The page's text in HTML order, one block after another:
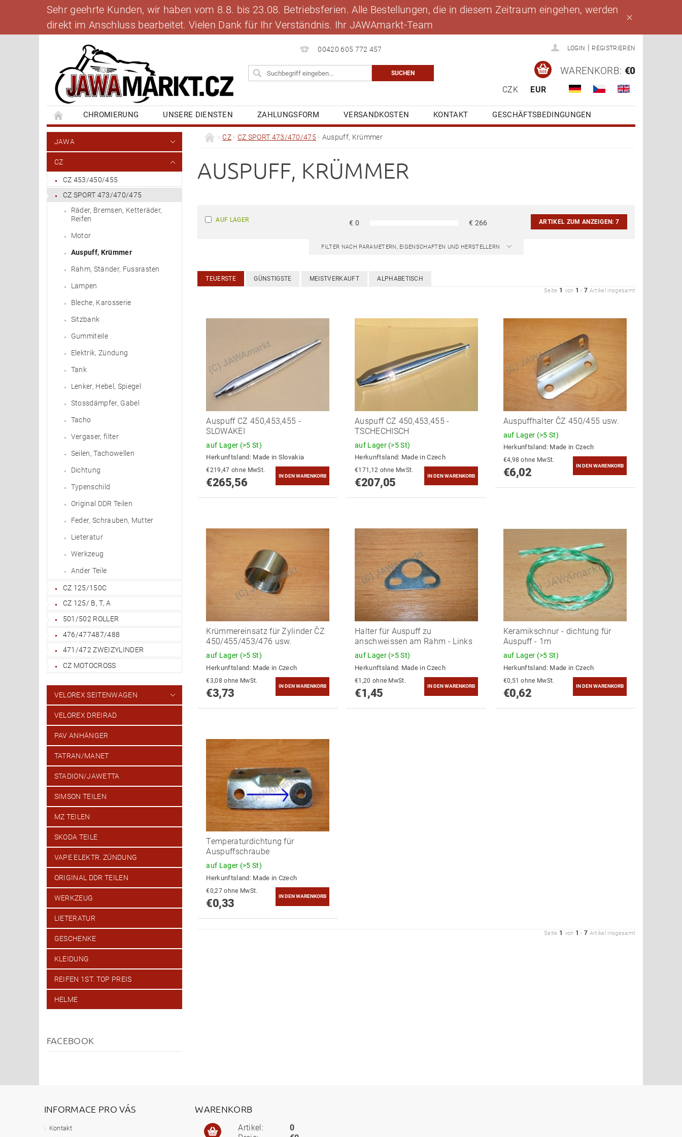
Sehr geehrte Kunden, wir haben vom 8.8. bis 23.08. Betriebsferien. Alle Bestellungen, die in diesem Zeitraum eingehen, werden
direkt im Anschluss bearbeitet. Vielen Dank für Ihr Verständnis. Ihr JAWAmarkt-Team
00420 605 772 457 LOGIN REGISTRIEREN
CZK EUR
WARENKORB: €0
CHROMIERUNG UNSERE DIENSTEN ZAHLUNGSFORM VERSANDKOSTEN KONTAKT
GESCHÄFTSBEDINGUNGEN
BANKVERBINDUNG
SCHREIBEN SIE UNS BLOG MEINE BESTELLUNG
JAWA
CZ
CZ 453/450/455
CZ SPORT 473/470/475
Räder, Bremsen, Ketteräder,
Reifen
Motor
Auspuff, Krümmer
Rahm, Ständer, Fussrasten
Lampen
Bleche, Karosserie
Sitzbank
Gummiteile
Elektrik, Zündung
Tank
Lenker, Hebel, Spiegel
Stossdämpfer, Gabel
Tacho
Vergaser, filter
Seilen, Tachowellen
Dichtung
Typenschild
Original DDR Teilen
Feder, Schrauben, Mutter
Lieteratur
Werkzeug
Ander Teile
CZ 125/150C
CZ 125/ B, T, A
501/502 ROLLER
476/477487/488
471/472 ZWEIZYLINDER
CZ MOTOCROSS
VELOREX SEITENWAGEN
VELOREX DREIRAD
PAV ANHÄNGER
TATRAN/MANET
STADION/JAWETTA
SIMSON TEILEN
MZ TEILEN
SKODA TEILE
VAPE ELEKTR. ZÜNDUNG
ORIGINAL DDR TEILEN
WERKZEUG
LIETERATUR
GESCHENKE
KLEIDUNG
REIFEN 1ST. TOP PREIS
HELME
FACEBOOK
CZ CZ SPORT 473/470/475 Auspuff, Krümmer
AUSPUFF, KRÜMMER
AUF LAGER €0 € 266 ARTIKEL ZUM ANZEIGEN:7
FILTER NACH PARAMETERN, EIGENSCHAFTEN UND HERSTELLERN
TEUERSTE GÜNSTIGSTE MEISTVERKAUFT ALPHABETISCH
Seite 1 von 1 -7 Artikel insgesamt
Auspuff CZ 450,453,455 -
SLOWAKEI
auf Lager (>5 St)
Herkunftsland: Made in Slovakia
€219,47 ohne MwSt.
€265,56
Auspuff CZ 450,453,455 -
TSCHECHISCH
auf Lager (>5 St)
Herkunftsland: Made in Czech
€171,12 ohne MwSt.
€207,05
Auspuffhalter ČZ 450/455 usw.
auf Lager (>5 St)
Herkunftsland: Made in Czech
€4,98 ohne MwSt.
€6,02
Krümmereinsatz für Zylinder ČZ
450/455/453/476 usw.
auf Lager (>5 St)
Herkunftsland: Made in Czech
€3,08 ohne MwSt.
€3,73
Halter für Auspuff zu
anschweissen am Rahm - Links
auf Lager (>5 St)
Herkunftsland: Made in Czech
€1,20 ohne MwSt.
€1,45
Keramikschnur - dichtung für
Auspuff - 1m
auf Lager (>5 St)
Herkunftsland: Made in Czech
€0,51 ohne MwSt.
€0,62
Temperaturdichtung für
Auspuffschraube
auf Lager (>5 St)
Herkunftsland: Made in Czech
€0,27 ohne MwSt.
€0,33
Seite 1 von 1 -7 Artikel insgesamt
INFORMACE PRO VÁS
Kontakt
WARENKORB
Artikel:
0